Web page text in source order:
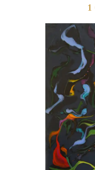
1